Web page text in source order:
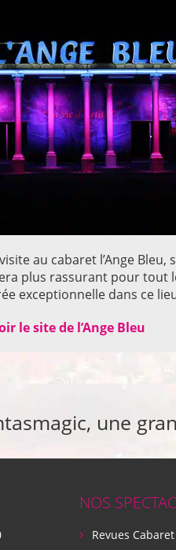
au cabaret l’Ange Bleu,
plus rassurant pour tout
exceptionnelle dans ce
le site de l’Ange Bleu
une
NOS
Revues Cabaret